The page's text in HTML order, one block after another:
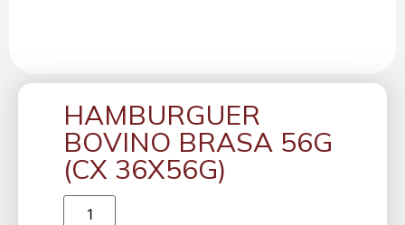
HAMBURGUER
BOVINO BRASA 56G
(CX 36X56G)